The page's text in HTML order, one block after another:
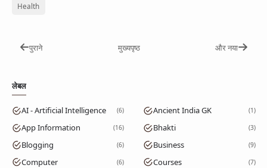
Health
पुराने मुख्यपृष्ठ और नया
लेबल
AI - Artificial Intelligence 6 Ancient India GK 1
App Information 16 Bhakti 3
Blogging 6 Business 9
Computer 6 Courses 7